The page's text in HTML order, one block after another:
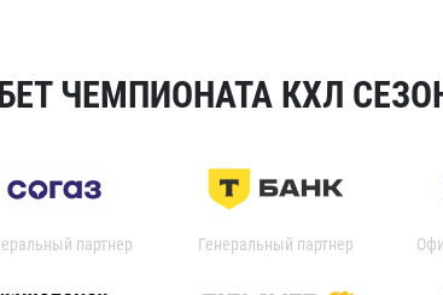
ЧЕМПИОНАТА КХЛ
партнер Генеральный партнер